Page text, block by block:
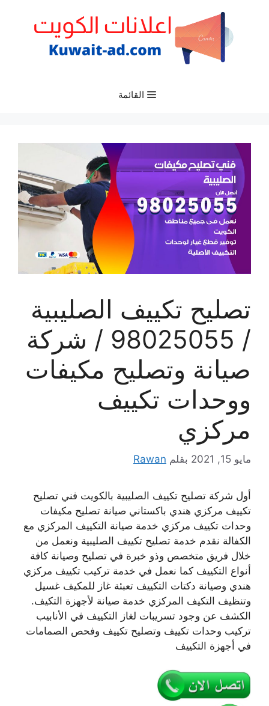
القائمة
تصليح تكييف الصليبية
/ 98025055 / شركة
صيانة وتصليح مكيفات
ووحدات تكييف
مركزي
مايو 15, 2021 بقلم Rawan
أول شركة تصليح تكييف الصليبية بالكويت فني تصليح
تكييف مركزي هندي باكستاني صيانة تصليح مكيفات
وحدات تكييف مركزي خدمة صيانة التكييف المركزي مع
الكفالة نقدم خدمة تصليح تكييف الصليبية ونعمل من
خلال فريق متخصص وذو خبرة في تصليح وصيانة كافة
أنواع التكييف كما نعمل في خدمة تركيب تكييف مركزي
هندي وصيانة دكتات التكييف تعبئة غاز للمكيف غسيل
وتنظيف التكيف المركزي خدمة صيانة لأجهزة التكيف.
الكشف عن وجود تسريبات لغاز التكييف في الأنابيب
تركيب وحدات تكييف وتصليح تكييف وفحص الصمامات
في أجهزة التكييف